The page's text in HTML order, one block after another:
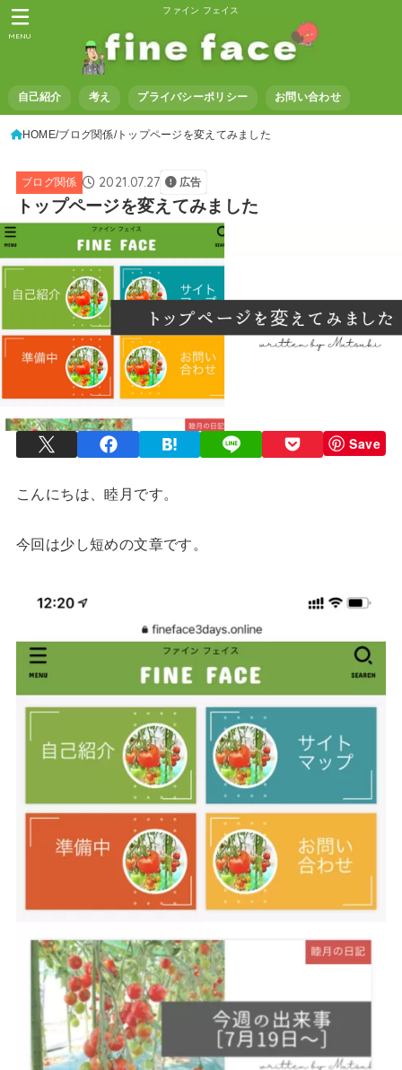
ファイン フェイス
自己紹介 考え プライバシーポリシー お問い合わせ
MENU
HOME ブログ関係 トップページを変えてみました
ブログ関係 2021.07.27 広告
トップページを変えてみました
Save
こんにちは、睦月です。
今回は少し短めの文章です。